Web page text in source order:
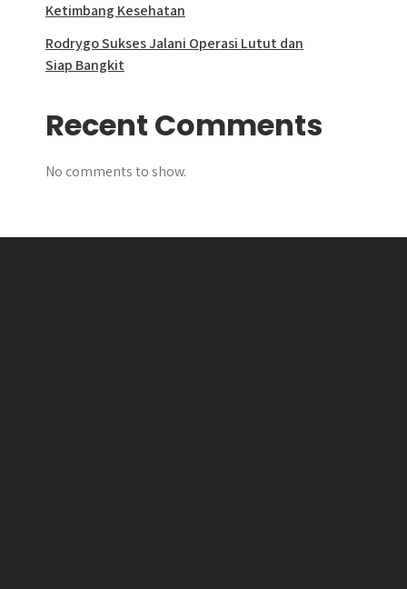
Ketimbang Kesehatan
Rodrygo Sukses Jalani Operasi Lutut dan
Siap Bangkit
Recent Comments
No comments to show.